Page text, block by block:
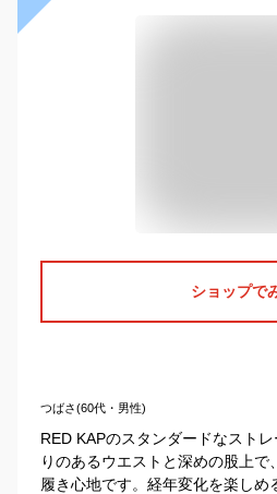
ショップで
つばさ(60代・男性)
RED KAPのスタンダードなスト
りのあるウエストと深めの股上で
履き心地です。経年変化を楽しめ